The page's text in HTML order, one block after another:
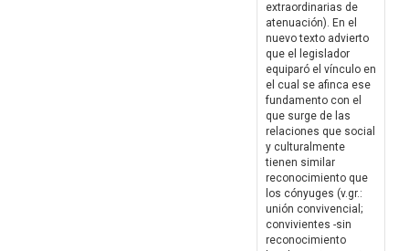
extraordinarias de
atenuación). En el
nuevo texto advierto
que el legislador
equiparó el vínculo en
el cual se afinca ese
fundamento con el
que surge de las
relaciones que social
y culturalmente
tienen similar
reconocimiento que
los cónyuges (v.gr.:
unión convivencial;
convivientes -sin
reconocimiento